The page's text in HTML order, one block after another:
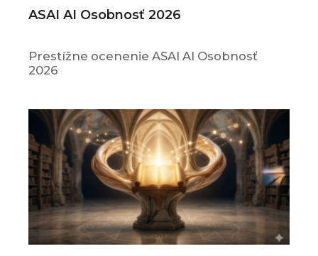
ASAI AI Osobnosť 2026
Prestížne ocenenie ASAI AI Osobnosť
2026